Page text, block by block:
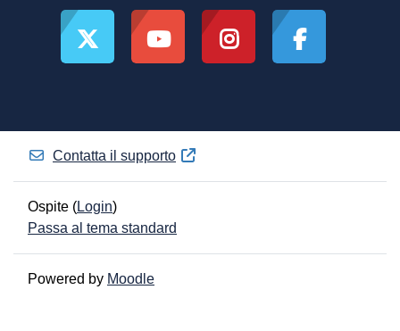
Contatta il supporto
Ospite (Login)
Passa al tema standard
Powered by Moodle